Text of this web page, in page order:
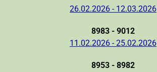
26.02.2026 - 12.03.2026
8983 - 9012
11.02.2026 - 25.02.2026
8953 - 8982